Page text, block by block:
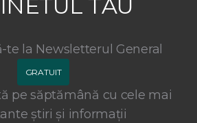
TĂU
te la Newsletterul General
GRATUIT
pe săptămână cu cele mai
știri și informații